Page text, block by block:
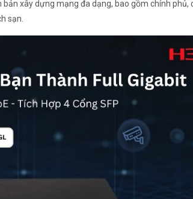
xây dựng mạng đa dạng, bao gồm chính phủ,
sạn.